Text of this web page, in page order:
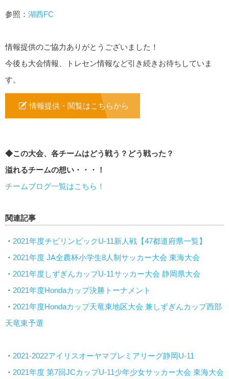
参照： 湖西FC
情報提供のご協力ありがとうございました！
今後も大会情報、トレセン情報など引き続きお待ちしていま
す。
情報提供・閲覧はこちらから
◆この大会、各チームはどう戦う？どう戦った？
溢れるチームの想い・・・！
チームブログ一覧はこちら！
関連記事
・ 2021年度チビリンピックU-11新人戦【47都道府県一覧】
・ 2021年度 JA全農杯小学生8人制サッカー大会 東海大会
・ 2021年度しずぎんカップU-11サッカー大会 静岡県大会
・ 2021年度Hondaカップ決勝トーナメント
・ 2021年度Hondaカップ天竜東地区大会 兼しずぎんカップ西部
天竜東予選
・ 2021‐2022アイリスオーヤマプレミアリーグ静岡U-11
・ 2021年度 第7回JCカップU-11少年少女サッカー大会 東海大会